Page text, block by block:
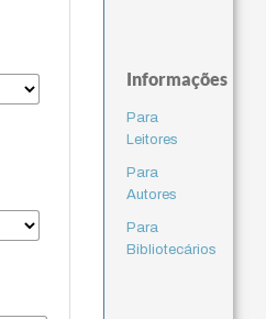
Informações
Para
Leitores
Para
Autores
Para
Bibliotecários